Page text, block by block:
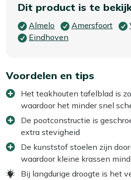
Dit product is te
Almelo Amersfoort
Eindhoven
Voordelen en tips
Het teakhouten tafelblad is
waardoor het minder snel
De pootconstructie is
extra stevigheid
De kunststof stoelen zijn
waardoor kleine krassen
Bij langdurige droogte is het